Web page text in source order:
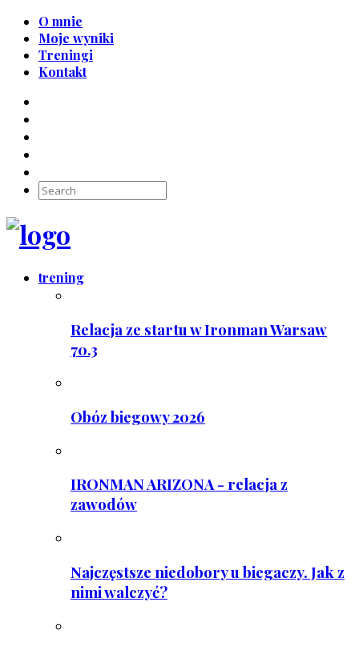
O mnie
Moje wyniki
Treningi
Kontakt
trening
Relacja ze startu w Ironman Warsaw
70.3
Obóz biegowy 2026
IRONMAN ARIZONA - relacja z
zawodów
Najczęstsze niedobory u biegaczy. Jak z
nimi walczyć?